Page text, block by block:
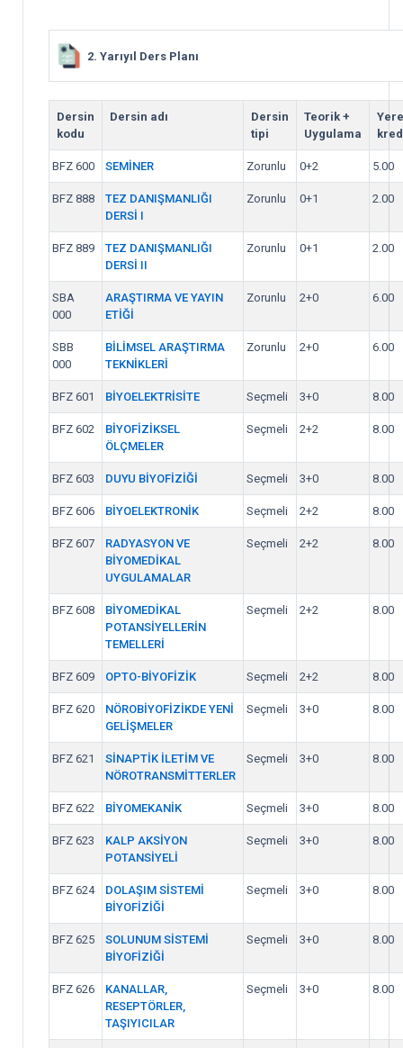
2. Yarıyıl Ders Planı
Dersin
kodu
Dersin adı
Dersin
tipi
Teorik +
Uygulama
BFZ 600 SEMİNER Zorunlu 0+2 5.00
BFZ 888
TEZ DANIŞMANLIĞI
DERSİ I
Zorunlu 0+1 2.00
BFZ 889
TEZ DANIŞMANLIĞI
DERSİ II
Zorunlu 0+1 2.00
SBA
000
ARAŞTIRMA VE YAYIN
ETİĞİ
Zorunlu 2+0 6.00
SBB
000
BİLİMSEL ARAŞTIRMA
TEKNİKLERİ
Zorunlu 2+0 6.00
BFZ 601 BİYOELEKTRİSİTE Seçmeli 3+0 8.00
BFZ 602
BİYOFİZİKSEL
ÖLÇMELER
Seçmeli 2+2 8.00
BFZ 603 DUYU BİYOFİZİĞİ Seçmeli 3+0 8.00
BFZ 606 BİYOELEKTRONİK Seçmeli 2+2 8.00
BFZ 607
RADYASYON VE
BİYOMEDİKAL
UYGULAMALAR
Seçmeli 2+2 8.00
BFZ 608
BİYOMEDİKAL
POTANSİYELLERİN
TEMELLERİ
Seçmeli 2+2 8.00
BFZ 609 OPTO-BİYOFİZİK Seçmeli 2+2 8.00
BFZ 620
NÖROBİYOFİZİKDE YENİ
GELİŞMELER
Seçmeli 3+0 8.00
BFZ 621
SİNAPTİK İLETİM VE
NÖROTRANSMİTTERLER
Seçmeli 3+0 8.00
BFZ 622 BİYOMEKANİK Seçmeli 3+0 8.00
BFZ 623
KALP AKSİYON
POTANSİYELİ
Seçmeli 3+0 8.00
BFZ 624
DOLAŞIM SİSTEMİ
BİYOFİZİĞİ
Seçmeli 3+0 8.00
BFZ 625
SOLUNUM SİSTEMİ
BİYOFİZİĞİ
Seçmeli 3+0 8.00
BFZ 626
KANALLAR,
RESEPTÖRLER,
TAŞIYICILAR
Seçmeli 3+0 8.00